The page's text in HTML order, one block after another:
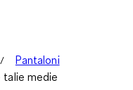
Pantaloni
talie medie